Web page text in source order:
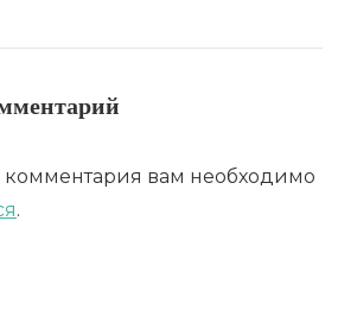
комментария вам необходимо
.